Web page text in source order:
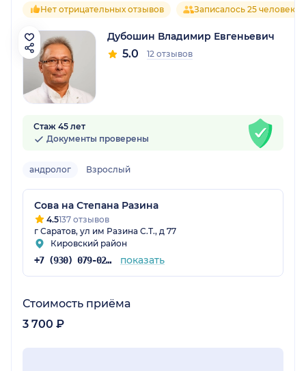
Нет отрицательных отзывов Записалось 25 человек
Дубошин Владимир Евгеньевич
5.0 12 отзывов
Стаж 45 лет
Документы проверены
андролог Взрослый
Сова на Степана Разина
4.5137 отзывов
г Саратов, ул им Разина С.Т., д 77
Кировский район
+7 (930) 079-02-93 показать
Стоимость приёма
3 700 ₽